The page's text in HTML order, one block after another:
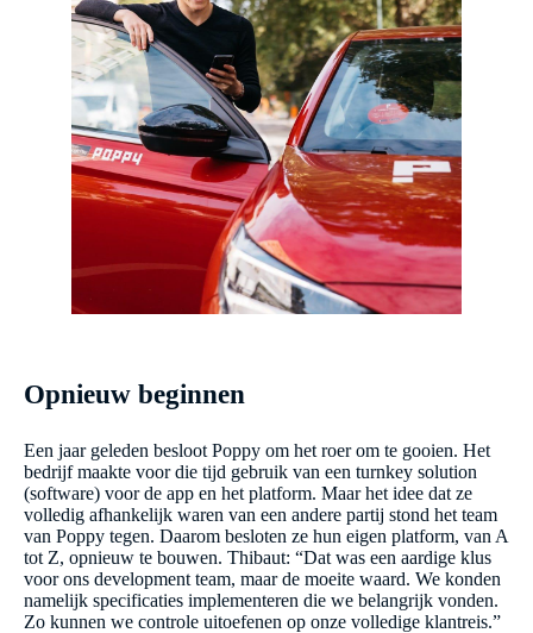
Opnieuw beginnen
Een jaar geleden besloot Poppy om het roer om te gooien. Het
bedrijf maakte voor die tijd gebruik van een turnkey solution
(software) voor de app en het platform. Maar het idee dat ze
volledig afhankelijk waren van een andere partij stond het team
van Poppy tegen. Daarom besloten ze hun eigen platform, van A
tot Z, opnieuw te bouwen. Thibaut: “Dat was een aardige klus
voor ons development team, maar de moeite waard. We konden
namelijk specificaties implementeren die we belangrijk vonden.
Zo kunnen we controle uitoefenen op onze volledige klantreis.”